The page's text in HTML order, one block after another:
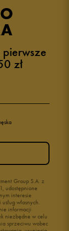
zł
Group S.A. z
udostępnione
interesie
własnych.
informacji
niezbędne w celu
sprzeciwu wobec